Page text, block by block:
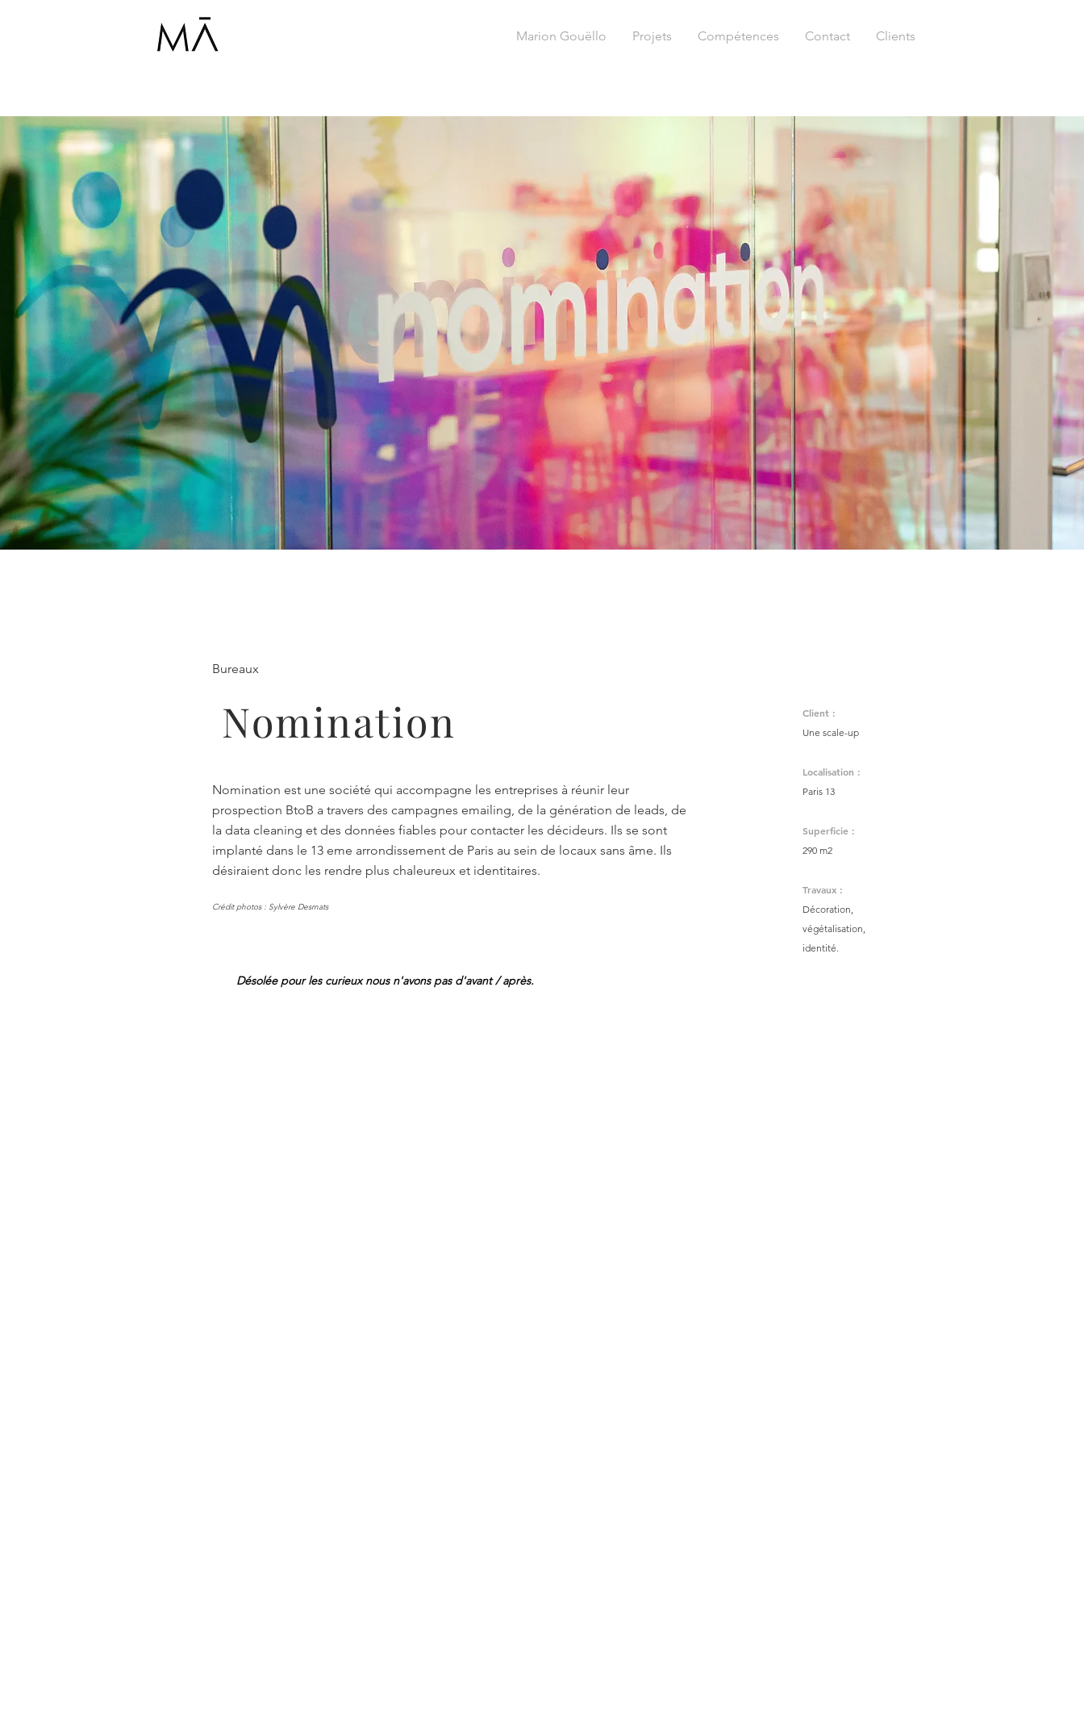
Marion Gouëllo Projets Compétences Contact Clients
Bureaux
Nomination
Nomination est une société qui accompagne les entreprises à réunir leur
prospection BtoB a travers des campagnes emailing, de la génération de leads, de
la data cleaning et des données fiables pour contacter les décideurs. Ils se sont
implanté dans le 13 eme arrondissement de Paris au sein de locaux sans âme. Ils
désiraient donc les rendre plus chaleureux et identitaires.
Crédit photos : Sylvère Desmats
Client :
Une scale-up
Localisation :
Paris 13
Superficie :
290 m2
Travaux :
Décoration,
végétalisation,
identité.
Désolée pour les curieux nous n'avons pas d'avant / après.